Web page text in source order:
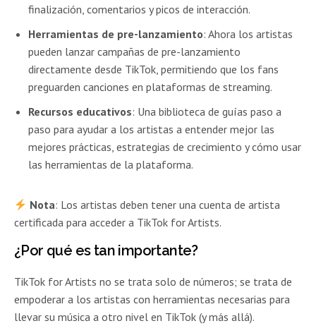
finalización, comentarios y picos de interacción.
Herramientas de pre-lanzamiento: Ahora los artistas
pueden lanzar campañas de pre-lanzamiento
directamente desde TikTok, permitiendo que los fans
preguarden canciones en plataformas de streaming.
Recursos educativos: Una biblioteca de guías paso a
paso para ayudar a los artistas a entender mejor las
mejores prácticas, estrategias de crecimiento y cómo usar
las herramientas de la plataforma.
Nota: Los artistas deben tener una cuenta de artista
certificada para acceder a TikTok for Artists.
¿Por qué es tan importante?
TikTok for Artists no se trata solo de números; se trata de
empoderar a los artistas con herramientas necesarias para
llevar su música a otro nivel en TikTok (y más allá).